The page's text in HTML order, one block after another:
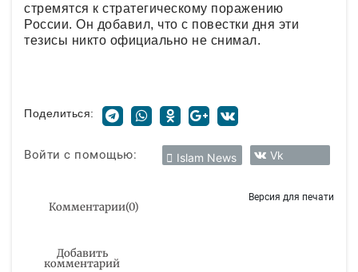
стремятся к стратегическому поражению
России. Он добавил, что с повестки дня эти
тезисы никто официально не снимал.
Поделиться:
Войти с помощью: Islam News Vk
Комментарии(0)
Версия для печати
Добавить
комментарий